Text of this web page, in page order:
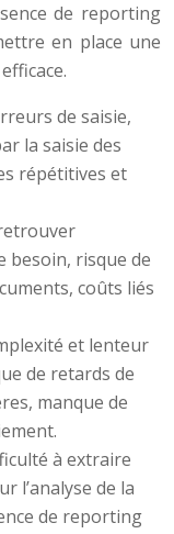
de reporting
en place une
de saisie,
la saisie des
répétitives et
besoin, risque de
coûts liés
et lenteur
de retards de
manque de
à extraire
l’analyse de la
de reporting